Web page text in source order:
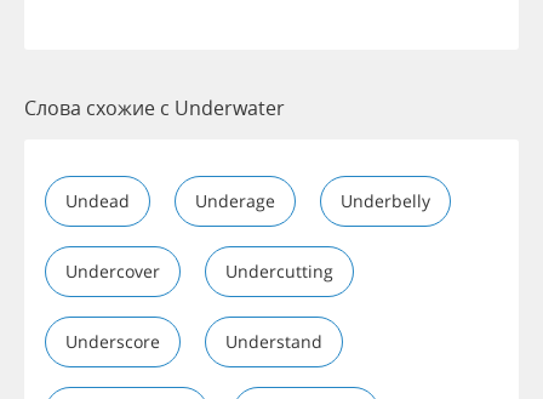
Слова схожие с Underwater
Undead Underage Underbelly
Undercover Undercutting
Underscore Understand